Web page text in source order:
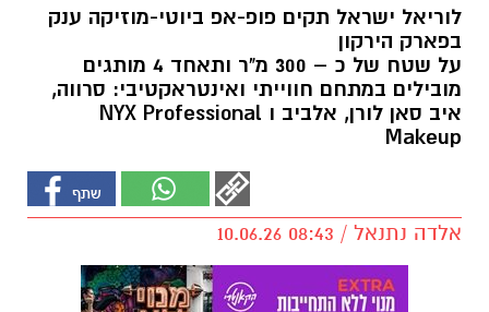
לוריאל ישראל תקים פופ-אפ ביוטי-מוזיקה ענק
בפארק הירקון
על שטח של כ – 300 מ"ר ותאחד 4 מותגים
מובילים במתחם חווייתי ואינטראקטיבי: סרווה,
איב סאן לורן, אלביב ו NYX Professional
Makeup
אלדה נתנאל / 08:43 10.06.26